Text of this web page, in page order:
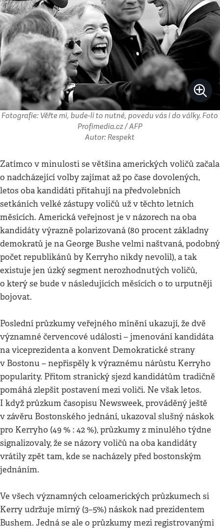
Fotografie: Věřte mi, bude-li to nutné, povedu vás i do války. Foto
Profimedia.cz / AFP
Autor: Respekt
Zatímco v minulosti se většina amerických voličů začala
o nadcházející volby zajímat až po čase dovolených,
letos oba kandidáti přitahují na předvolebních
setkáních velké zástupy voličů už v těchto letních
měsících. Americká veřejnost je v názorech na oba
kandidáty výrazně polarizovaná (80 procent základny
demokratů je na George Bushe velmi naštvaná, podobný
počet republikánů by Kerryho nikdy nevolil), a tak
existuje jen úzký segment nerozhodnutých voličů,
o který se bude v následujících měsících o to urputněji
bojovat.
Poslední průzkumy veřejného mínění ukazují, že dvě
významné červencové události – jmenování kandidáta
na viceprezidenta a konvent Demokratické strany
v Bostonu – nepřispěly k výraznému nárůstu Kerryho
popularity. Přitom stranický sjezd kandidátům tradičně
pomáhá zlepšit postavení mezi voliči. Ne však letos.
I když průzkum časopisu Newsweek, prováděný ještě
v závěru Bostonského jednání, ukazoval slušný náskok
pro Kerryho (49 % : 42 %), průzkumy z minulého týdne
signalizovaly, že se názory voličů na oba kandidáty
vrátily zpět tam, kde se nacházely před bostonským
jednáním.
Ve všech významných celoamerických průzkumech si
Kerry udržuje mírný (3–5%) náskok nad prezidentem
Bushem. Jedná se ale o průzkumy mezi registrovanými